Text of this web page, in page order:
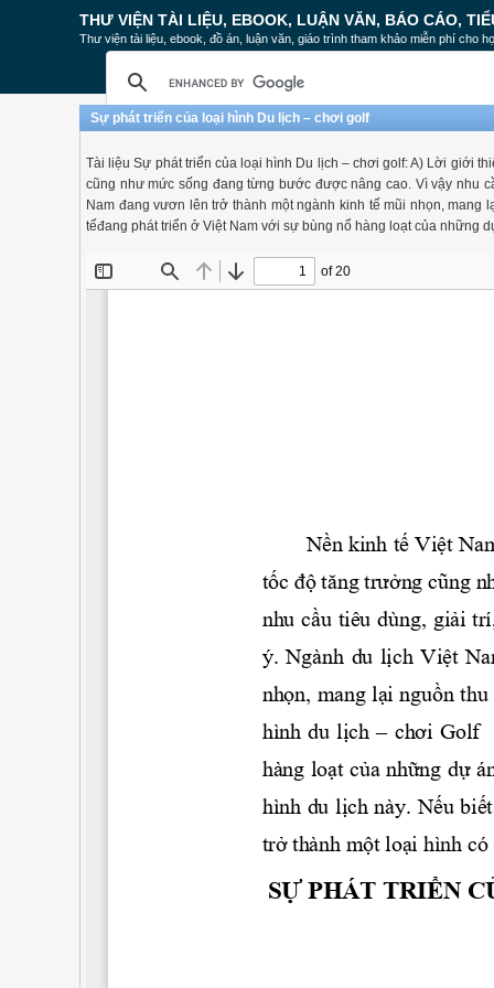
THƯ VIỆN TÀI LIỆU, EBOOK, LUẬN VĂN, BÁO CÁO,
Thư viện tài liệu, ebook, đồ án, luận văn, giáo trình tham khảo miễn phí cho
Sự phát triển của loại hình Du lịch – chơi golf
Tài liệu Sự phát triển của loại hình Du lịch – chơi golf: A) Lời giới
cũng như mức sống đang từng bước được nâng cao. Vì vậy nhu
Nam đang vươn lên trở thành một ngành kinh tế mũi nhọn,
tếđang phát triển ở Việt Nam với sự bùng nổ hàng loạt của những